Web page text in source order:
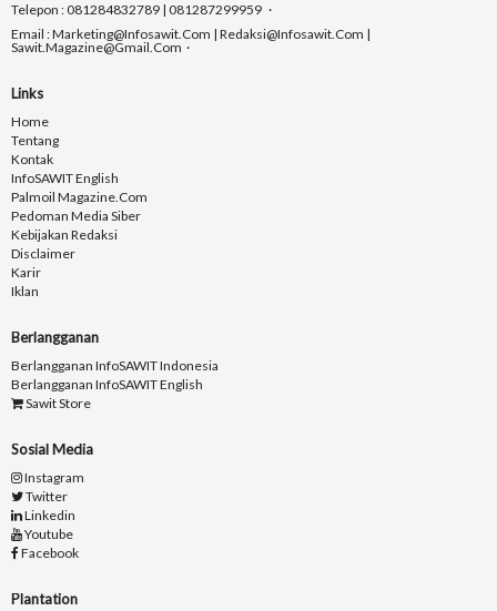
Telepon : 081284832789 | 081287299959
Email : Marketing@infosawit.com | Redaksi@infosawit.com |
Sawit.magazine@gmail.com
Links
Home
Tentang
Kontak
InfoSAWIT English
Palmoil Magazine.com
Pedoman Media Siber
Kebijakan Redaksi
Disclaimer
Karir
Iklan
Berlangganan
Berlangganan InfoSAWIT Indonesia
Berlangganan InfoSAWIT English
Sawit Store
Sosial Media
Instagram
Twitter
Linkedin
Youtube
Facebook
Plantation